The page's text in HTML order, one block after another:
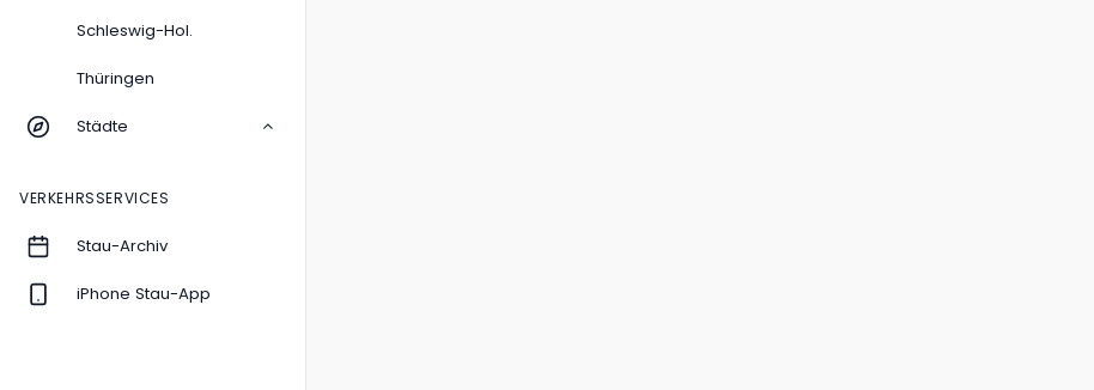
Schleswig-Hol.
Thüringen
Städte
VERKEHRSSERVICES
Stau-Archiv
iPhone Stau-App